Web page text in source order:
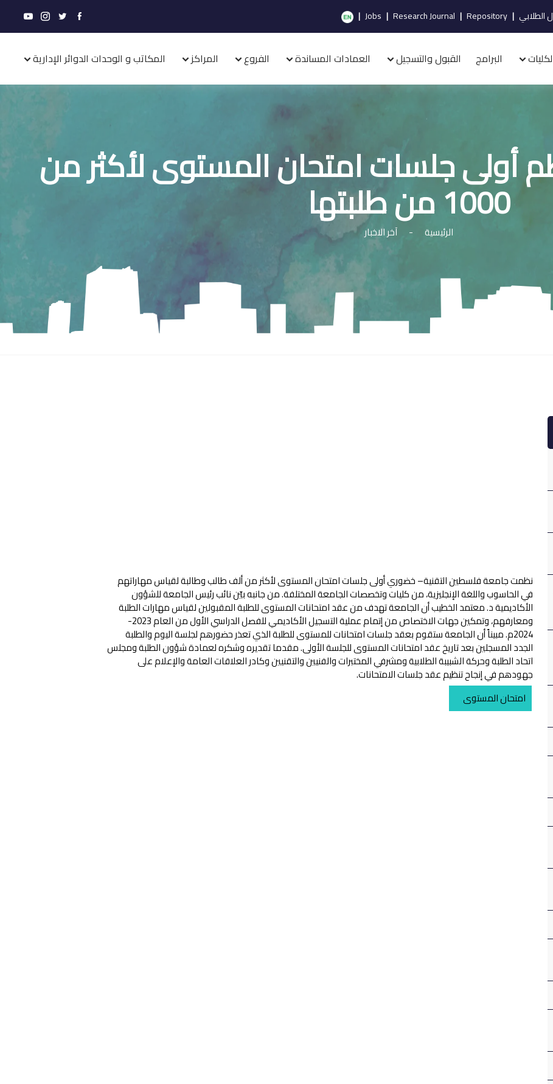
الطلابي |
Repository
|
Research Journal
|
Jobs
|
البرامج القبول والتسجيل العمادات المساندة الفروع المراكز المكاتب و الوحدات الدوائر الإدارية
أولى جلسات امتحان المستوى لأكثر من
1000 من طلبتها
الرئيسية - آخر الاخبار
نظمت جامعة فلسطين التقنية– خضوري أولى جلسات امتحان المستوى لأكثر من ألف طالب وطالبة لقياس مهاراتهم
في الحاسوب واللغة الإنجليزية، من كليات وتخصصات الجامعة المختلفة. من جانبه بيّن نائب رئيس الجامعة للشؤون
الأكاديمية د. معتمد الخطيب أن الجامعة تهدف من عقد امتحانات المستوى للطلبة المقبولين لقياس مهارات الطلبة
ومعارفهم، وتمكين جهات الاختصاص من إتمام عملية التسجيل الأكاديمي للفصل الدراسي الأول من العام 2023-
2024م. مبيناً أن الجامعة ستقوم بعقد جلسات امتحانات للمستوى للطلبة الذي تعذر حضورهم لجلسة اليوم والطلبة
الجدد المسجلين بعد تاريخ عقد امتحانات المستوى للجلسة الأولى. مقدما تقديره وشكره لعمادة شؤون الطلبة ومجلس
اتحاد الطلبة وحركة الشبيبة الطلابية ومشرفي المختبرات والفنيين والتقنيين وكادر العلاقات العامة والإعلام على
جهودهم في إنجاح تنظيم عقد جلسات الامتحانات.
امتحان المستوى